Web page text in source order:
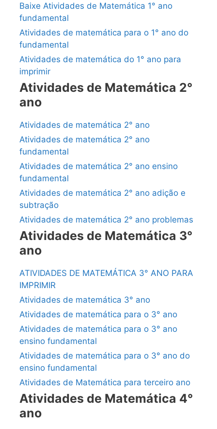
Baixe Atividades de Matemática 1° ano
fundamental
Atividades de matemática para o 1° ano do
fundamental
Atividades de matemática do 1° ano para
imprimir
Atividades de Matemática 2°
ano
Atividades de matemática 2° ano
Atividades de matemática 2° ano
fundamental
Atividades de matemática 2° ano ensino
fundamental
Atividades de matemática 2° ano adição e
subtração
Atividades de matemática 2° ano problemas
Atividades de Matemática 3°
ano
ATIVIDADES DE MATEMÁTICA 3° ANO PARA
IMPRIMIR
Atividades de matemática 3° ano
Atividades de matemática para o 3° ano
Atividades de matemática para o 3° ano
ensino fundamental
Atividades de matemática para o 3° ano do
ensino fundamental
Atividades de Matemática para terceiro ano
Atividades de Matemática 4°
ano